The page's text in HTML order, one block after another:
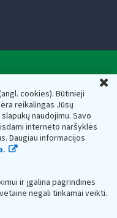
cookies). Būtinieji
reikalingas Jūsų
naudojimu. Savo
interneto naršyklės
Daugiau informacijos
ir įgalina pagrindines
negali tinkamai veikti.
— 188659752,
Lietuva, el.paštas:
188659752
prie Lietuvos
saugomi Juridinių